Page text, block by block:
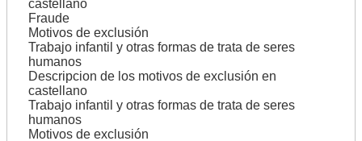
castellano
Fraude
Motivos de exclusión
Trabajo infantil y otras formas de trata de seres
humanos
Descripcion de los motivos de exclusión en
castellano
Trabajo infantil y otras formas de trata de seres
humanos
Motivos de exclusión